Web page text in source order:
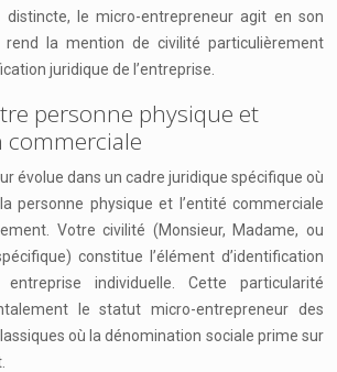
distincte, le micro-entrepreneur agit en son
la mention de civilité particulièrement
juridique de l’entreprise.
personne physique et
évolue dans un cadre juridique spécifique où
personne physique et l’entité commerciale
Votre civilité (Monsieur, Madame, ou
constitue l’élément d’identification
individuelle. Cette particularité
le statut micro-entrepreneur des
où la dénomination sociale prime sur